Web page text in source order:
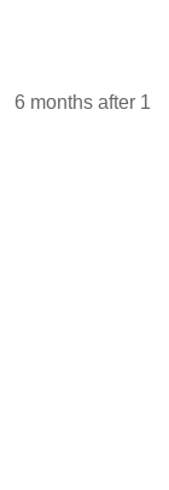
after 1